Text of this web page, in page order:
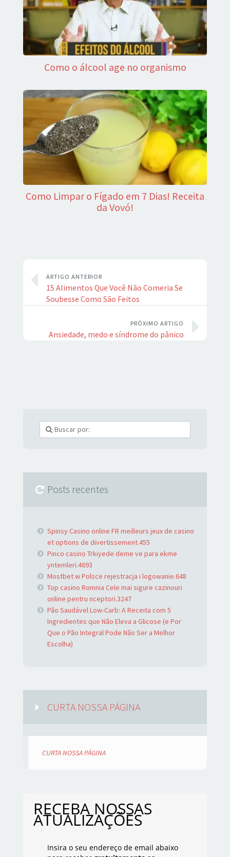
Como o álcool age no organismo
Como Limpar o Fígado em 7 Dias! Receita
da Vovó!
ARTIGO ANTERIOR
15 Alimentos Que Você Não Comeria Se
Soubesse Como São Feitos
PRÓXIMO ARTIGO
Ansiedade, medo e síndrome do pânico
Posts recentes
Spinsy Casino online FR meilleurs jeux de casino
et options de divertissement.455
Pinco casino Trkiyede deme ve para ekme
yntemleri.4693
Mostbet w Polsce rejestracja i logowanie.648
Top casino Romnia Cele mai sigure cazinouri
online pentru nceptori.3247
Pão Saudável Low-Carb: A Receita com 5
Ingredientes que Não Eleva a Glicose (e Por
Que o Pão Integral Pode Não Ser a Melhor
Escolha)
CURTA NOSSA PÁGINA
CURTA NOSSA PÁGINA
RECEBA NOSSAS
ATUALIZAÇÕES
Insira o seu endereço de email abaixo